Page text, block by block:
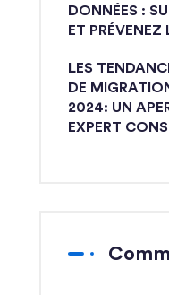
DONNÉES :
ET PRÉVENEZ
LES
DE
2024: UN
EXPERT